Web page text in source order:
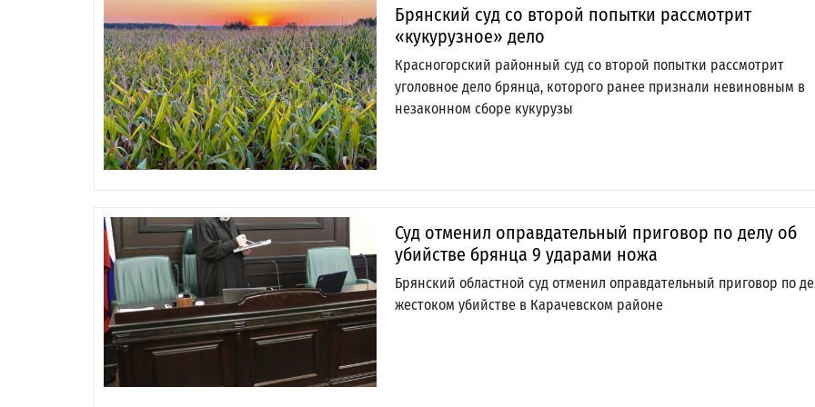
Брянский суд со второй попытки рассмотрит
«кукурузное» дело
Красногорский районный суд со второй попытки рассмотрит
уголовное дело брянца, которого ранее признали невиновным в
незаконном сборе кукурузы
Суд отменил оправдательный приговор по делу об
убийстве брянца 9 ударами ножа
Брянский областной суд отменил оправдательный приговор по
жестоком убийстве в Карачевском районе